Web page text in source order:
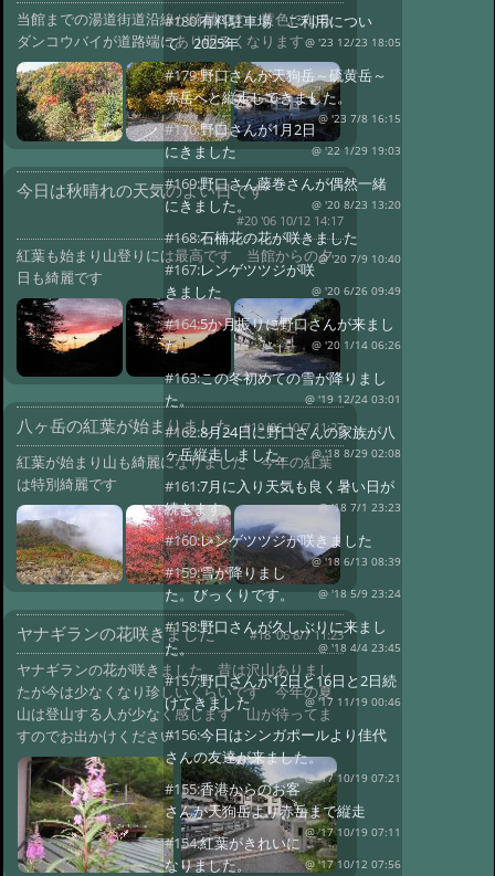
当館までの湯道街道沿線が綺麗です 黄色になる
ダンコウバイが道路端にあり明るくなります
今日は秋晴れの天気のよい日です
#20 '06 10/12 14:17
紅葉も始まり山登りには最高です 当館からの夕
日も綺麗です
八ヶ岳の紅葉が始まりました #19 '06 10/7 11:27
紅葉が始まり山も綺麗になりました 今年の紅葉
は特別綺麗です
ヤナギランの花咲きました #18 '06 8/7 11:23
ヤナギランの花が咲きました 昔は沢山ありまし
たが今は少なくなり珍しいくらいです 今年の夏
山は登山する人が少なく感じます 山が待ってま
すのでお出かけください
#180:有料駐車場 ご利用につい
て 2025年
@ '23 12/23 18:05
#179:野口さんが天狗岳～硫黄岳～
赤岳へと縦走してきました。
@ '23 7/8 16:15
#170:野口さんが1月2日
にきました
@ '22 1/29 19:03
#169:野口さん藤巻さんが偶然一緒
にきました。
@ '20 8/23 13:20
#168:石楠花の花が咲きました
@ '20 7/9 10:40
#167:レンゲツツジが咲
きました
@ '20 6/26 09:49
#164:5か月振りに野口さんが来まし
た
@ '20 1/14 06:26
#163:この冬初めての雪が降りまし
た。
@ '19 12/24 03:01
#162:8月24日に野口さんの家族が八
ヶ岳縦走しました。
@ '18 8/29 02:08
#161:7月に入り天気も良く暑い日が
続きます。
@ '18 7/1 23:23
#160:レンゲツツジが咲きました
@ '18 6/13 08:39
#159:雪が降りまし
た。びっくりです。
@ '18 5/9 23:24
#158:野口さんが久しぶりに来まし
た。
@ '18 4/4 23:45
#157:野口さんが12日と16日と2日続
けてきました
@ '17 11/19 00:46
#156:今日はシンガポールより佳代
さんの友達が来ました。
@ '17 10/19 07:21
#155:香港からのお客
さんが天狗岳より赤岳まで縦走
@ '17 10/19 07:11
#154:紅葉がきれいに
なりました。
@ '17 10/12 07:56